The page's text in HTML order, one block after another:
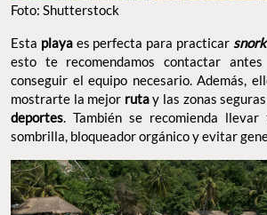
Foto: Shutterstock
Esta playaes perfecta para practicar
esto te recomendamos contactar
conseguir el equipo necesario. Además,
mostrarte la mejor rutay las zonas
deportes . También se recomienda
sombrilla, bloqueador orgánico y evitar